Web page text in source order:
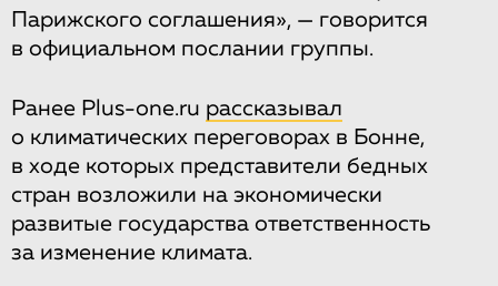
Парижского соглашения», — говорится
в официальном послании группы.
Ранее Plus-one.ru рассказывал
о климатических переговорах в Бонне,
в ходе которых представители бедных
стран возложили на экономически
развитые государства ответственность
за изменение климата.